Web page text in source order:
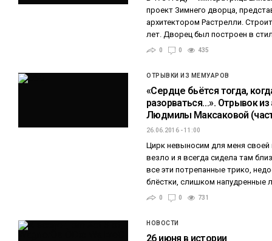
проект Зимнего дворца,
архитектором Растрелли.
лет. Дворец был построен в
0 0 435
ОТРЫВКИ ИЗ МЕМУАРОВ
«Сердце бьётся тогда,
разорваться…». Отрывок
Людмилы Максаковой
26.06.2016 - 11:00
Цирк невыносим для меня
везло и я всегда сидела там
все эти потрепанные трико,
блёстки, слишком напудренные
0 0 731
НОВОСТИ
26 июня в истории